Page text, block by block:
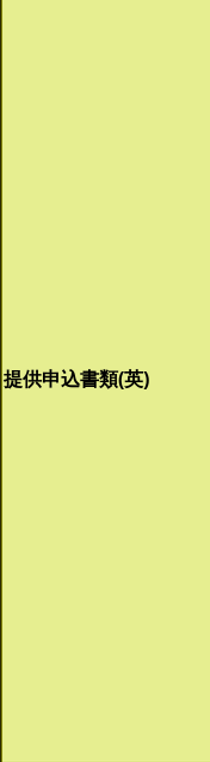
提供申込書類(英)